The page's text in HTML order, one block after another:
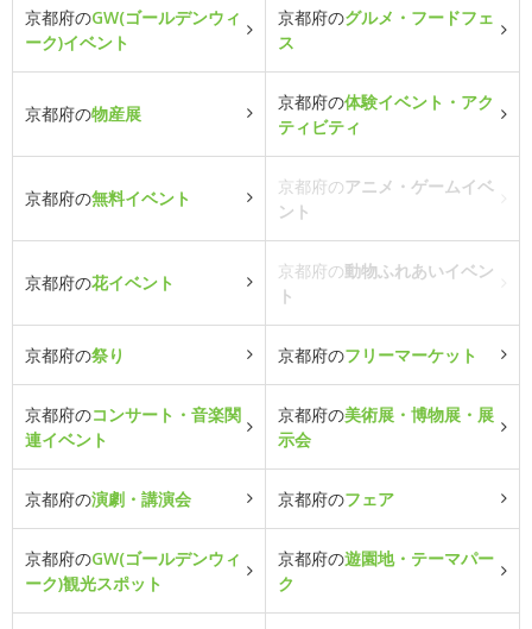
京都府のGW(ゴールデンウィ
ーク)イベント
京都府のグルメ・フードフェ
ス
京都府の物産展
京都府の体験イベント・アク
ティビティ
京都府の無料イベント
京都府のアニメ・ゲームイベ
ント
京都府の花イベント
京都府の動物ふれあいイベン
ト
京都府の祭り 京都府のフリーマーケット
京都府のコンサート・音楽関
連イベント
京都府の美術展・博物展・展
示会
京都府の演劇・講演会 京都府のフェア
京都府のGW(ゴールデンウィ
ーク)観光スポット
京都府の遊園地・テーマパー
ク